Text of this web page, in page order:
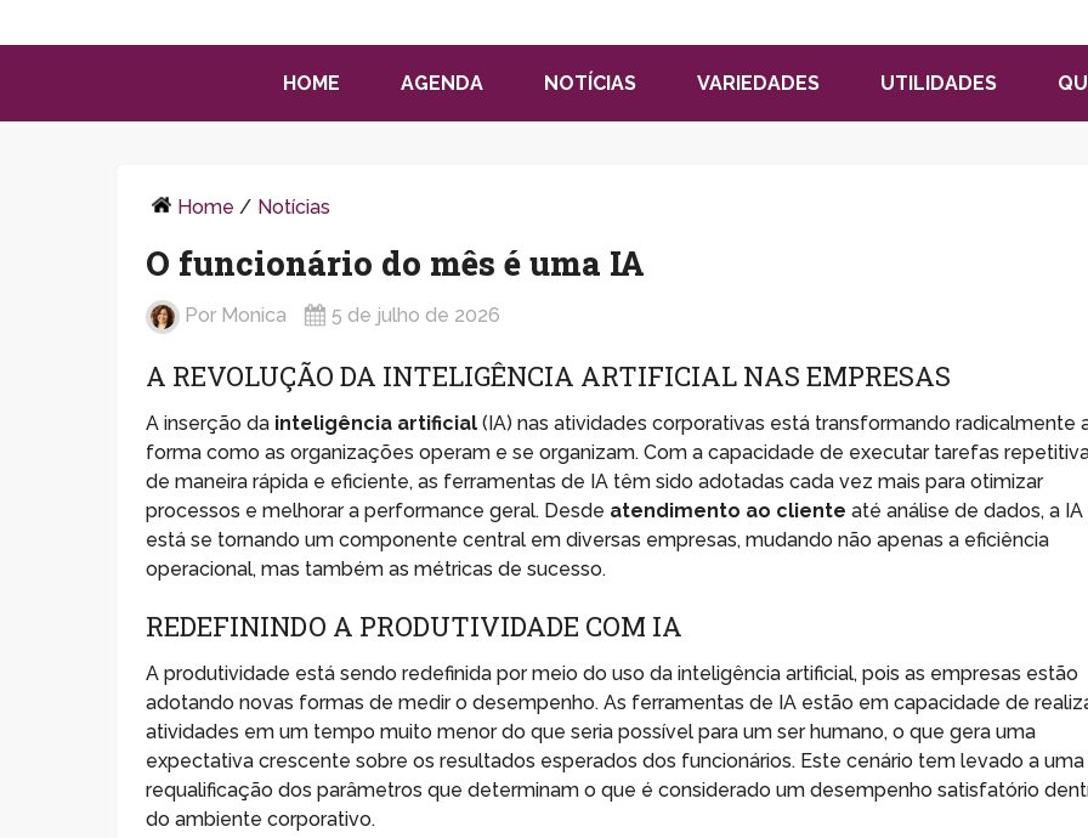
HOME AGENDA NOTÍCIAS VARIEDADES UTILIDADES
Home / Notícias
O funcionário do mês é uma IA
Por Monica 5 de julho de 2026
A REVOLUÇÃO DA INTELIGÊNCIA ARTIFICIAL NAS EMPRESAS
A inserção da inteligência artificial (IA) nas atividades corporativas está transformando radicalmente
forma como as organizações operam e se organizam. Com a capacidade de executar tarefas
de maneira rápida e eficiente, as ferramentas de IA têm sido adotadas cada vez mais para otimizar
processos e melhorar a performance geral. Desde atendimento ao cliente até análise de dados, a IA
está se tornando um componente central em diversas empresas, mudando não apenas a eficiência
operacional, mas também as métricas de sucesso.
REDEFININDO A PRODUTIVIDADE COM IA
A produtividade está sendo redefinida por meio do uso da inteligência artificial, pois as empresas estão
adotando novas formas de medir o desempenho. As ferramentas de IA estão em capacidade de
atividades em um tempo muito menor do que seria possível para um ser humano, o que gera uma
expectativa crescente sobre os resultados esperados dos funcionários. Este cenário tem levado a uma
requalificação dos parâmetros que determinam o que é considerado um desempenho satisfatório
do ambiente corporativo.